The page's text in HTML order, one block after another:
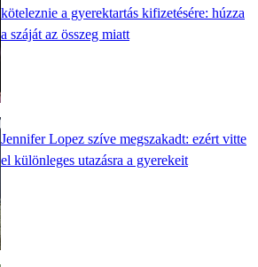
köteleznie a gyerektartás kifizetésére: húzza
a száját az összeg miatt
Jennifer Lopez szíve megszakadt: ezért vitte
el különleges utazásra a gyerekeit